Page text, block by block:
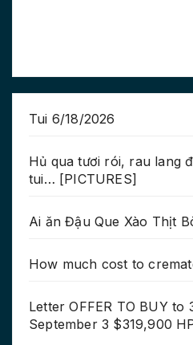
Tui 6/18/2026
Hủ qua tươi rói, rau lang
tui… [PICTURES]
Ai ăn Đậu Que Xào Thịt
How much cost to
Letter OFFER TO BUY to
September 3 $319,900